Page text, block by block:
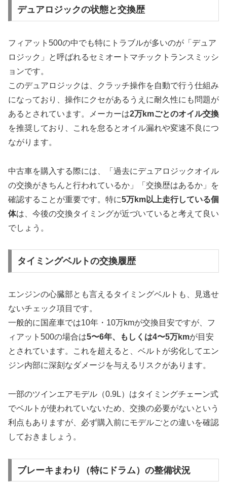
デュアロジックの状態と交換歴
フィアット500の中でも特にトラブルが多いのが「デュア
ロジック」と呼ばれるセミオートマチックトランスミッシ
ョンです。
このデュアロジックは、クラッチ操作を自動で行う仕組み
になっており、操作にクセがあるうえに耐久性にも問題が
あるとされています。メーカーは2万kmごとのオイル交換
を推奨しており、これを怠るとオイル漏れや変速不良につ
ながります。
中古車を購入する際には、「過去にデュアロジックオイル
の交換がきちんと行われているか」「交換歴はあるか」を
確認することが重要です。特に5万km以上走行している個
体は、今後の交換タイミングが近づいていると考えて良い
でしょう。
タイミングベルトの交換履歴
エンジンの心臓部とも言えるタイミングベルトも、見逃せ
ないチェック項目です。
一般的に国産車では10年・10万kmが交換目安ですが、フ
ィアット500の場合は5〜6年、もしくは4〜5万kmが目安
とされています。これを超えると、ベルトが劣化してエン
ジン内部に深刻なダメージを与えるリスクがあります。
一部のツインエアモデル（0.9L）はタイミングチェーン式
でベルトが使われていないため、交換の必要がないという
利点もありますが、必ず購入前にモデルごとの違いを確認
しておきましょう。
ブレーキまわり（特にドラム）の整備状況